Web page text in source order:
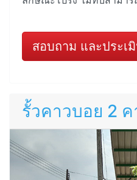
สอบถาม และประเ
รั้วคาวบอย 2